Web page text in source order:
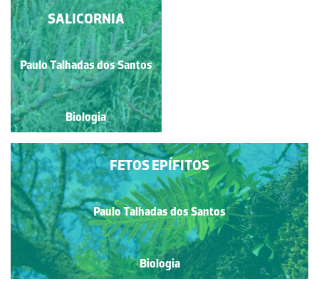
TULIPA
Paulo Talhadas dos Santos
Biologia
SALICORNIA
Paulo Talhadas dos Santos
Biologia
FETOS EPÍFITOS
Paulo Talhadas dos Santos
Biologia